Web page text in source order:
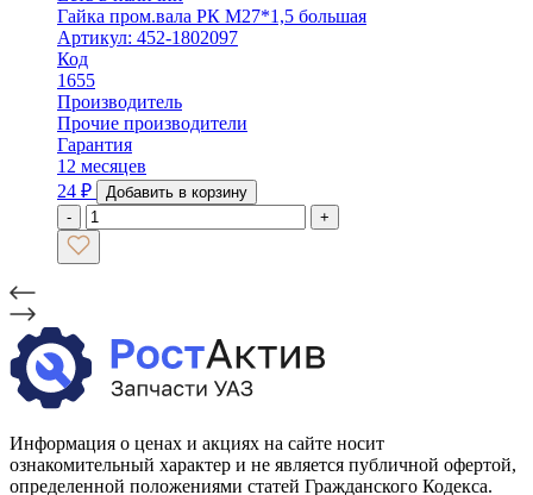
Гайка пром.вала РК М27*1,5 большая
Артикул: 452-1802097
Код
1655
Производитель
Прочие производители
Гарантия
12 месяцев
24 ₽
Добавить в корзину
-
+
Информация о ценах и акциях на сайте носит
ознакомительный характер и не является публичной офертой,
определенной положениями статей Гражданского Кодекса.